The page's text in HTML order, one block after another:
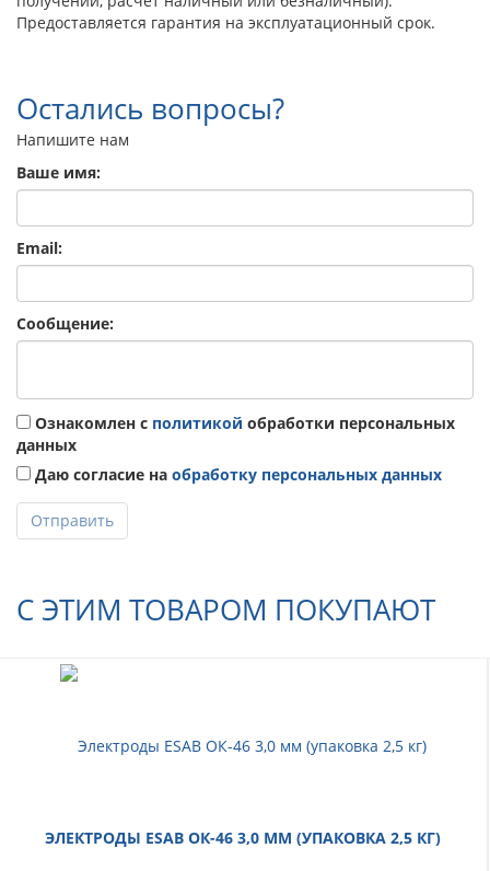
Предоставляется гарантия на эксплуатационный срок.
Остались вопросы?
Напишите нам
Ваше имя:
Email:
Сообщение:
Ознакомлен с политикой обработки персональных
данных
Даю согласие на обработку персональных данных
Отправить
С ЭТИМ ТОВАРОМ ПОКУПАЮТ
ЭЛЕКТРОДЫ ESAB ОК-46 3,0 ММ (УПАКОВКА 2,5 КГ)